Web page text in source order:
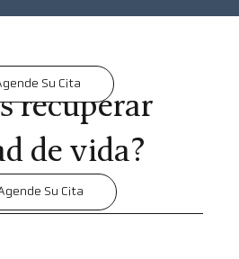
recuperar
de vida?
Su Cita
Su Cita